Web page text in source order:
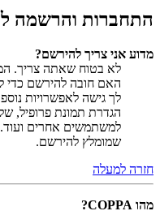
התחברות והרשמה
מדוע אני צריך להירשם?
לא בטוח שאתה צריך.
האם חובה להירשם כדי
לך גישה לאפשרויות
הגדרת תמונת פרופיל,
למשתמשים אחרים
שמומלץ להירשם.
חזרה למעלה
מהו COPPA?